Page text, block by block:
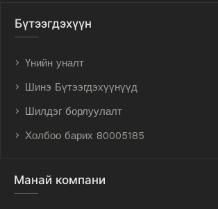
Бүтээгдэхүүн
Үнийн уналт
Шинэ Бүтээгдэхүүнүүд
Шилдэг борлуулалт
Холбоо барих 80005185
Манай компани